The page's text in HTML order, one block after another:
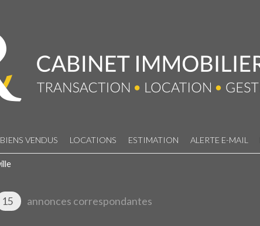
BIENS VENDUS LOCATIONS ESTIMATION ALERTE E-MAIL
15 annonces correspondantes